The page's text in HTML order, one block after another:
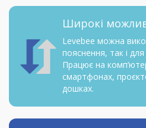
Широкі
Levebee можна
пояснення, так і
Працює на
смартфонах,
дошках.